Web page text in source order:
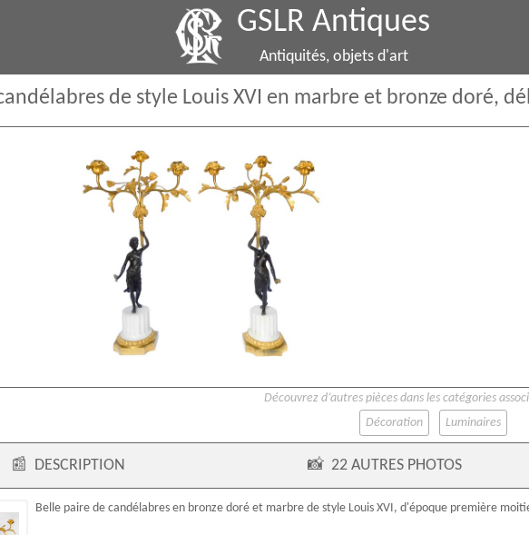
GSLR Antiques
Antiquités, objets d'art
de style Louis XVI en marbre et bronze doré,
Découvrez d’autres pièces dans les catégories
Décoration
Luminaires
📰 DESCRIPTION 📸 22 AUTRES PHOTOS
Belle paire de candélabres en bronze doré et marbre de style Louis XVI, d'époque première